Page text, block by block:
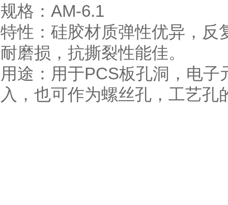
规格：AM-6.1
特性：硅胶材质弹性优异，反
耐磨损，抗撕裂性能佳。
用途：用于PCS板孔洞，电
入，也可作为螺丝孔，工艺孔